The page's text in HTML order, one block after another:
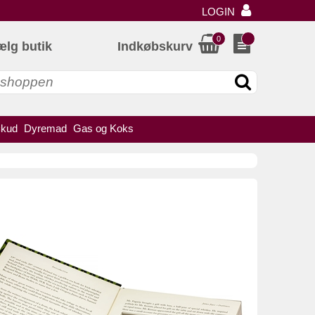
LOGIN
butik
Dyremad Gas og Koks
Indkøbskurv
0